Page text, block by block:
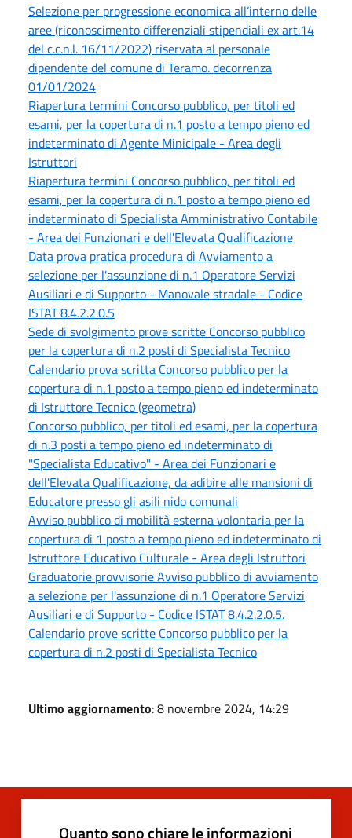
Selezione per progressione economica all’interno delle
aree (riconoscimento differenziali stipendiali ex art.14
del c.c.n.l. 16/11/2022) riservata al personale
dipendente del comune di Teramo. decorrenza
01/01/2024
Riapertura termini Concorso pubblico, per titoli ed
esami, per la copertura di n.1 posto a tempo pieno ed
indeterminato di Agente Minicipale - Area degli
Istruttori
Riapertura termini Concorso pubblico, per titoli ed
esami, per la copertura di n.1 posto a tempo pieno ed
indeterminato di Specialista Amministrativo Contabile
- Area dei Funzionari e dell'Elevata Qualificazione
Data prova pratica procedura di Avviamento a
selezione per l'assunzione di n.1 Operatore Servizi
Ausiliari e di Supporto - Manovale stradale - Codice
ISTAT 8.4.2.2.0.5
Sede di svolgimento prove scritte Concorso pubblico
per la copertura di n.2 posti di Specialista Tecnico
Calendario prova scritta Concorso pubblico per la
copertura di n.1 posto a tempo pieno ed indeterminato
di Istruttore Tecnico (geometra)
Concorso pubblico, per titoli ed esami, per la copertura
di n.3 posti a tempo pieno ed indeterminato di
"Specialista Educativo" - Area dei Funzionari e
dell'Elevata Qualificazione, da adibire alle mansioni di
Educatore presso gli asili nido comunali
Avviso pubblico di mobilità esterna volontaria per la
copertura di 1 posto a tempo pieno ed indeterminato di
Istruttore Educativo Culturale - Area degli Istruttori
Graduatorie provvisorie Avviso pubblico di avviamento
a selezione per l'assunzione di n.1 Operatore Servizi
Ausiliari e di Supporto - Codice ISTAT 8.4.2.2.0.5.
Calendario prove scritte Concorso pubblico per la
copertura di n.2 posti di Specialista Tecnico
Ultimo aggiornamento: 8 novembre 2024, 14:29
Quanto sono chiare le informazioni